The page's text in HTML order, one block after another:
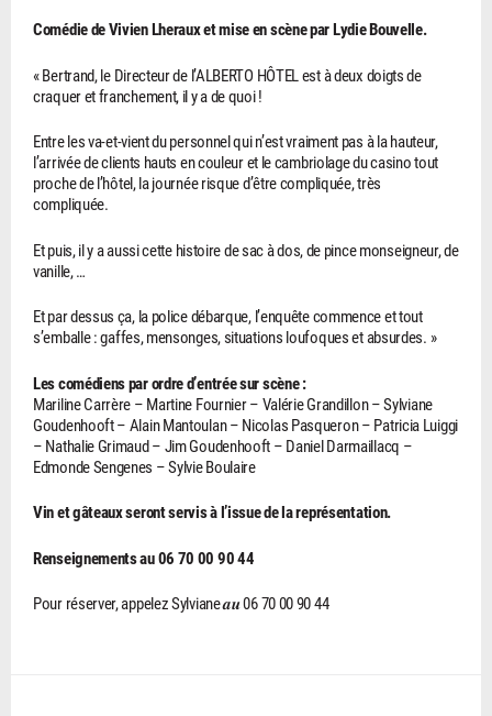
Comédie de Vivien Lheraux et mise en scène par Lydie Bouvelle.
« Bertrand, le Directeur de l’ALBERTO HÔTEL est à deux doigts de
craquer et franchement, il y a de quoi !
Entre les va-et-vient du personnel qui n’est vraiment pas à la hauteur,
l’arrivée de clients hauts en couleur et le cambriolage du casino tout
proche de l’hôtel, la journée risque d’être compliquée, très
compliquée.
Et puis, il y a aussi cette histoire de sac à dos, de pince monseigneur, de
vanille, …
Et par dessus ça, la police débarque, l’enquête commence et tout
s’emballe : gaffes, mensonges, situations loufoques et absurdes. »
Les comédiens par ordre d’entrée sur scène :
Mariline Carrère – Martine Fournier – Valérie Grandillon – Sylviane
Goudenhooft – Alain Mantoulan – Nicolas Pasqueron – Patricia Luiggi
– Nathalie Grimaud – Jim Goudenhooft – Daniel Darmaillacq –
Edmonde Sengenes – Sylvie Boulaire
Vin et gâteaux seront servis à l’issue de la représentation.
Renseignements au 06 70 00 90 44
Pour réserver, appelez Sylviane 𝒂𝒖 06 70 00 90 44